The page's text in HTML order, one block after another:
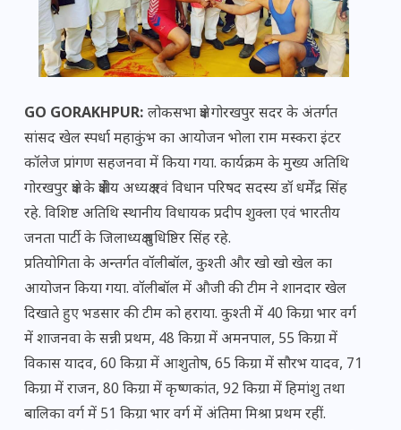
GO GORAKHPUR: लोकसभा क्षेत्र गोरखपुर सदर के अंतर्गत
सांसद खेल स्पर्धा महाकुंभ का आयोजन भोला राम मस्करा इंटर
कॉलेज प्रांगण सहजनवा में किया गया. कार्यक्रम के मुख्य अतिथि
गोरखपुर क्षेत्र के क्षेत्रीय अध्यक्ष एवं विधान परिषद सदस्य डॉ धर्मेंद्र सिंह
रहे. विशिष्ट अतिथि स्थानीय विधायक प्रदीप शुक्ला एवं भारतीय
जनता पार्टी के जिलाध्यक्ष युधिष्ठिर सिंह रहे.
प्रतियोगिता के अन्तर्गत वॉलीबॉल, कुश्ती और खो खो खेल का
आयोजन किया गया. वॉलीबॉल में औजी की टीम ने शानदार खेल
दिखाते हुए भडसार की टीम को हराया. कुश्ती में 40 किग्रा भार वर्ग
में शाजनवा के सन्नी प्रथम, 48 किग्रा में अमनपाल, 55 किग्रा में
विकास यादव, 60 किग्रा में आशुतोष, 65 किग्रा में सौरभ यादव, 71
किग्रा में राजन, 80 किग्रा में कृष्णकांत, 92 किग्रा में हिमांशु तथा
बालिका वर्ग में 51 किग्रा भार वर्ग में अंतिमा मिश्रा प्रथम रहीं.